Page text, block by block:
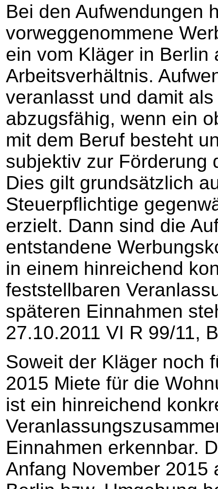
Bei den Aufwendungen
vorweggenommene
ein vom Kläger in Berlin
Arbeitsverhältnis.
veranlasst und damit
abzugsfähig, wenn ein
mit dem Beruf besteht
subjektiv zur Förderung
Dies gilt grundsätzlich
Steuerpflichtige
erzielt. Dann sind die
entstandene
in einem hinreichend
feststellbaren
späteren Einnahmen
27.10.2011 VI R 99/11,
Soweit der Kläger noch
2015 Miete für die
ist ein hinreichend
Einnahmen erkennbar.
Anfang November 2015